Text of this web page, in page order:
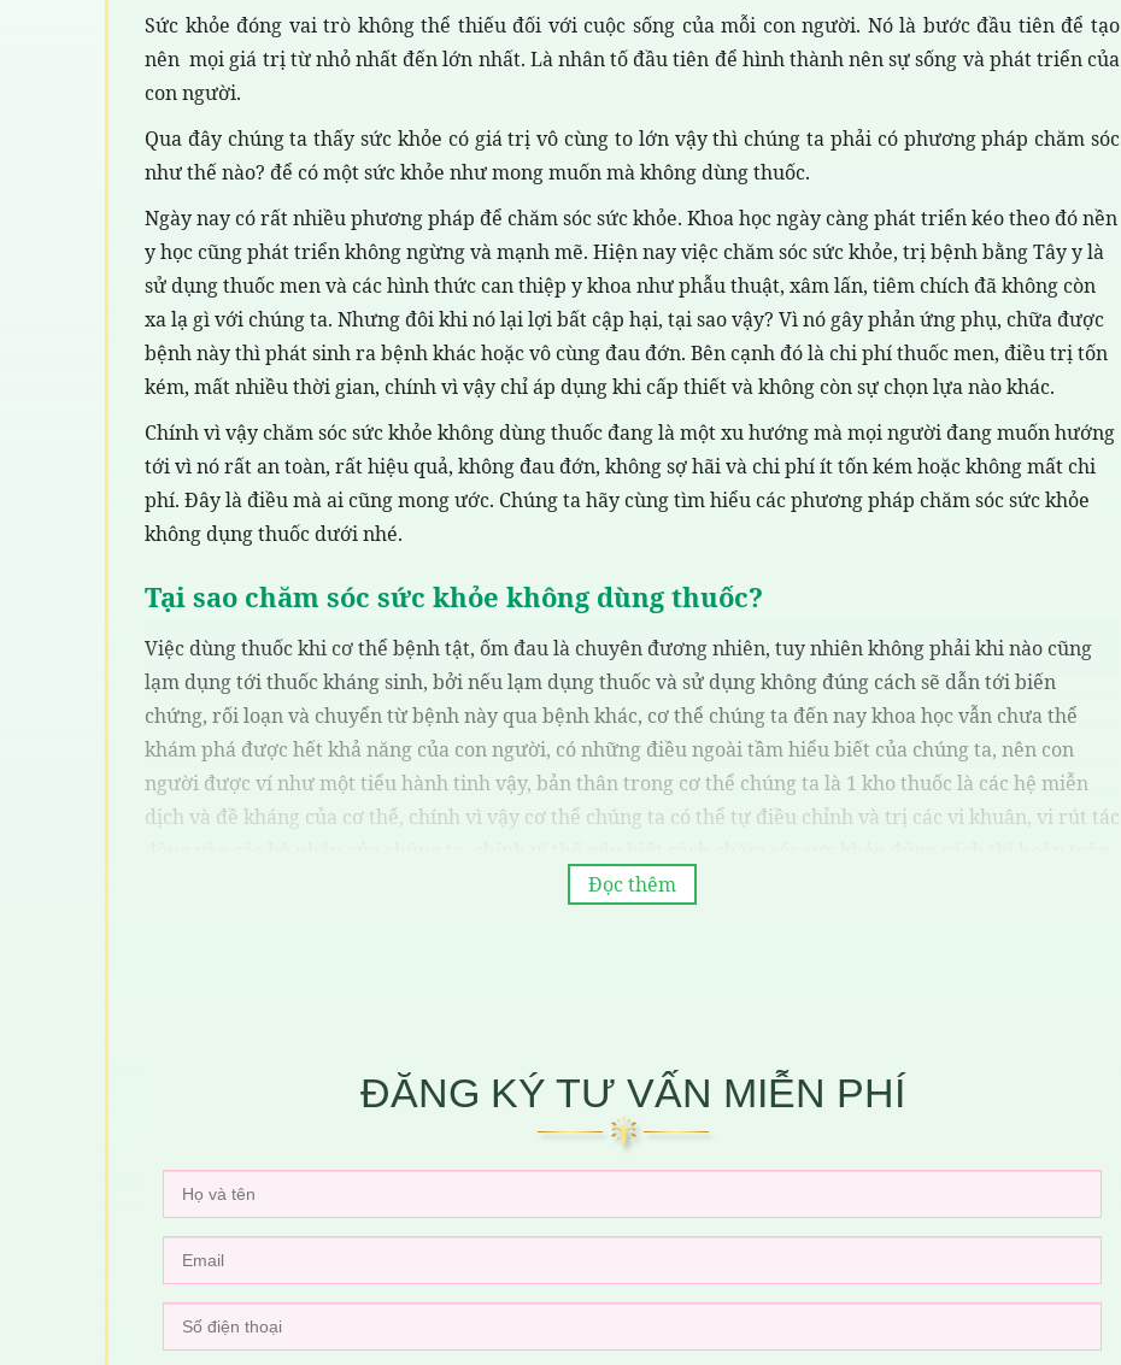
Sức khỏe đóng vai trò không thể thiếu đối với cuộc sống của mỗi con người. Nó là bước đầu tiên để tạo
nên mọi giá trị từ nhỏ nhất đến lớn nhất. Là nhân tố đầu tiên để hình thành nên sự sống và phát triển của
con người.
Qua đây chúng ta thấy sức khỏe có giá trị vô cùng to lớn vậy thì chúng ta phải có phương pháp chăm sóc
như thế nào? để có một sức khỏe như mong muốn mà không dùng thuốc.
Ngày nay có rất nhiều phương pháp để chăm sóc sức khỏe. Khoa học ngày càng phát triển kéo theo đó nền
y học cũng phát triển không ngừng và mạnh mẽ. Hiện nay việc chăm sóc sức khỏe, trị bệnh bằng Tây y là
sử dụng thuốc men và các hình thức can thiệp y khoa như phẫu thuật, xâm lấn, tiêm chích đã không còn
xa lạ gì với chúng ta. Nhưng đôi khi nó lại lợi bất cập hại, tại sao vậy? Vì nó gây phản ứng phụ, chữa được
bệnh này thì phát sinh ra bệnh khác hoặc vô cùng đau đớn. Bên cạnh đó là chi phí thuốc men, điều trị tốn
kém, mất nhiều thời gian, chính vì vậy chỉ áp dụng khi cấp thiết và không còn sự chọn lựa nào khác.
Chính vì vậy chăm sóc sức khỏe không dùng thuốc đang là một xu hướng mà mọi người đang muốn hướng
tới vì nó rất an toàn, rất hiệu quả, không đau đớn, không sợ hãi và chi phí ít tốn kém hoặc không mất chi
phí. Đây là điều mà ai cũng mong ước. Chúng ta hãy cùng tìm hiểu các phương pháp chăm sóc sức khỏe
không dụng thuốc dưới nhé.
Tại sao chăm sóc sức khỏe không dùng thuốc?
Việc dùng thuốc khi cơ thể bệnh tật, ốm đau là chuyên đương nhiên, tuy nhiên không phải khi nào cũng
lạm dụng tới thuốc kháng sinh, bởi nếu lạm dụng thuốc và sử dụng không đúng cách sẽ dẫn tới biến
chứng, rối loạn và chuyển từ bệnh này qua bệnh khác, cơ thể chúng ta đến nay khoa học vẫn chưa thể
khám phá được hết khả năng của con người, có những điều ngoài tầm hiểu biết của chúng ta, nên con
người được ví như một tiểu hành tinh vậy, bản thân trong cơ thể chúng ta là 1 kho thuốc là các hệ miễn
dịch và đề kháng của cơ thể, chính vì vậy cơ thể chúng ta có thể tự điều chỉnh và trị các vi khuân, vi rút tác
không cần dùng thuốc từ bên ngoài vào, " Thuốc chính là các thức ăn, nước uống, không khí, năng lượng
Thuốc là (Dược phẩm) chính là một loại chất hóa học được nghiên cứu và sản xuất ra nhằm để chữa bệnh,
chẩn đoán và điều trị hoặc phòng bệnh cho con người kể cả động vật và thực vật..Thuốc là thứ không thể
thiếu trong việc điều trị và phòng chống bệnh tật, nhưng nếu sử dụng không đúng cách sẽ không có lợi
cho bệnh lý mà còn có hại cho sức khỏe, chính vì vậy cần hiểu biết về thuốc khí áp dụng để chăm sóc sức
khỏe không dùng thuốc..
Vai trò của thuốc đối với sức khỏe như thế nào?
Vai trò của thuốc hay dược phẩm là rất quan trọng đối với đời sống con người, khi chúng ta có tình trạng
sức khỏe yếu, bệnh tật tấn công .. thì thuốc đóng vai trò nhằm cải thiện sức khỏe cho người bệnh, cũng
Đọc thêm
ĐĂNG KÝ TƯ VẤN MIỄN PHÍ